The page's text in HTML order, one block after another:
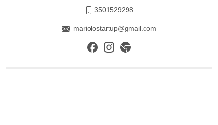
3501529298
mariolostartup@gmail.com